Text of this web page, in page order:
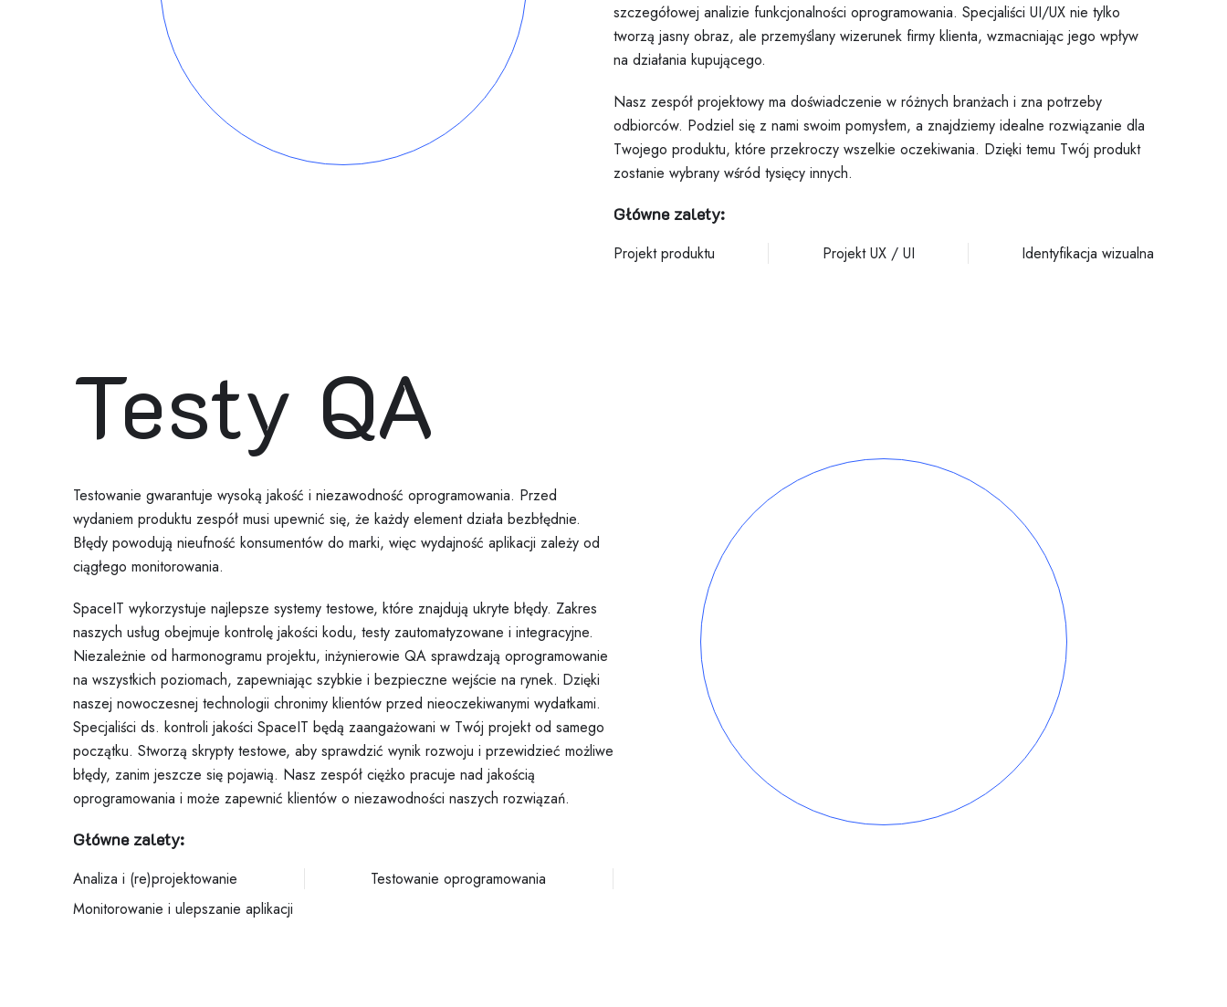
szczegółowej analizie funkcjonalności oprogramowania. Specjaliści UI/UX nie tylko
tworzą jasny obraz, ale przemyślany wizerunek firmy klienta, wzmacniając jego wpływ
na działania kupującego.
Nasz zespół projektowy ma doświadczenie w różnych branżach i zna potrzeby
odbiorców. Podziel się z nami swoim pomysłem, a znajdziemy idealne rozwiązanie dla
Twojego produktu, które przekroczy wszelkie oczekiwania. Dzięki temu Twój produkt
zostanie wybrany wśród tysięcy innych.
Główne zalety:
Projekt produktu Projekt UX / UI Identyfikacja wizualna
Testy QA
Testowanie gwarantuje wysoką jakość i niezawodność oprogramowania. Przed
wydaniem produktu zespół musi upewnić się, że każdy element działa bezbłędnie.
Błędy powodują nieufność konsumentów do marki, więc wydajność aplikacji zależy od
ciągłego monitorowania.
SpaceIT wykorzystuje najlepsze systemy testowe, które znajdują ukryte błędy. Zakres
naszych usług obejmuje kontrolę jakości kodu, testy zautomatyzowane i integracyjne.
Niezależnie od harmonogramu projektu, inżynierowie QA sprawdzają oprogramowanie
na wszystkich poziomach, zapewniając szybkie i bezpieczne wejście na rynek. Dzięki
naszej nowoczesnej technologii chronimy klientów przed nieoczekiwanymi wydatkami.
Specjaliści ds. kontroli jakości SpaceIT będą zaangażowani w Twój projekt od samego
początku. Stworzą skrypty testowe, aby sprawdzić wynik rozwoju i przewidzieć możliwe
błędy, zanim jeszcze się pojawią. Nasz zespół ciężko pracuje nad jakością
oprogramowania i może zapewnić klientów o niezawodności naszych rozwiązań.
Główne zalety:
Analiza i (re)projektowanie
Testowanie oprogramowania
Monitorowanie i ulepszanie aplikacji